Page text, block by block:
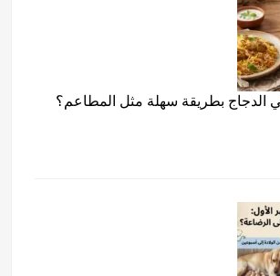
الدجاج بطريقة سهلة مثل المطاعم؟